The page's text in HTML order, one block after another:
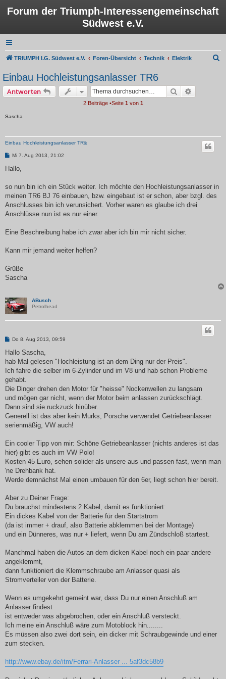
Forum der Triumph-Interessengemeinschaft
Südwest e.V.
TRIUMPH I.G. Südwest e.V. Foren-Übersicht Technik Elektrik
Einbau Hochleistungsanlasser TR6
Antworten Suche
2 Beiträge •Seite 1 von 1
Sascha
Einbau Hochleistungsanlasser TR&
B
i
a
Mi 7. Aug 2013, 21:02
Hallo,
so nun bin ich ein Stück weiter. Ich möchte den Hochleistungsanlasser in
meinen TR6 BJ 76 einbauen, bzw. eingebaut ist er schon, aber bzgl. des
Anschlusses bin ich verunsichert. Vorher waren es glaube ich drei
Anschlüsse nun ist es nur einer.
Eine Beschreibung habe ich zwar aber ich bin mir nicht sicher.
Kann mir jemand weiter helfen?
Grüße
Sascha
ABusch
Petrolhead
B
i
r
a
Do 8. Aug 2013, 09:59
Hallo Sascha,
hab Mal gelesen "Hochleistung ist an dem Ding nur der Preis".
Ich fahre die selber im 6-Zylinder und im V8 und hab schon Probleme
gehabt.
Die Dinger drehen den Motor für "heisse" Nockenwellen zu langsam
und mögen gar nicht, wenn der Motor beim anlassen zurückschlägt.
Dann sind sie ruckzuck hinüber.
Generell ist das aber kein Murks, Porsche verwendet Getriebeanlasser
serienmäßig, VW auch!
Ein cooler Tipp von mir: Schöne Getriebeanlasser (nichts anderes ist das
hier) gibt es auch im VW Polo!
Kosten 45 Euro, sehen solider als unsere aus und passen fast, wenn man
'ne Drehbank hat.
Werde demnächst Mal einen umbauen für den 6er, liegt schon hier bereit.
Aber zu Deiner Frage:
Du brauchst mindestens 2 Kabel, damit es funktioniert:
Ein dickes Kabel von der Batterie für den Startstrom
(da ist immer + drauf, also Batterie abklemmen bei der Montage)
und ein Dünneres, was nur + liefert, wenn Du am Zündschloß startest.
Manchmal haben die Autos an dem dicken Kabel noch ein paar andere
angeklemmt,
dann funktioniert die Klemmschraube am Anlasser quasi als
Stromverteiler von der Batterie.
Wenn es umgekehrt gemeint war, dass Du nur einen Anschluß am
Anlasser findest
ist entweder was abgebrochen, oder ein Anschluß versteckt.
Ich meine ein Anschluß wäre zum Motoblock hin........
Es müssen also zwei dort sein, ein dicker mit Schraubgewinde und einer
zum stecken.
http://www.ebay.de/itm/Ferrari-Anlasser ... 5af3dc58b9